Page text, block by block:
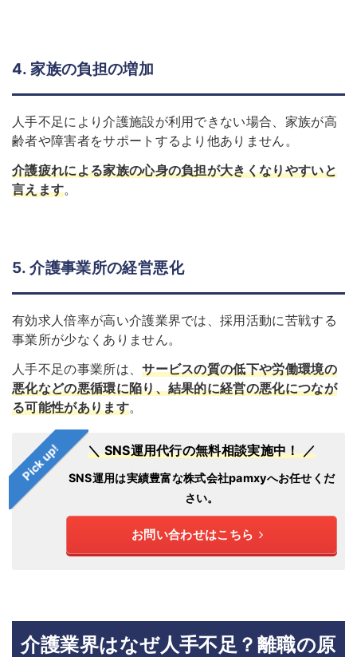
4. 家族の負担の増加
人手不足により介護施設が利用できない場合、家族が高
齢者や障害者をサポートするより他ありません。
介護疲れによる家族の心身の負担が大きくなりやすいと
言えます。
5. 介護事業所の経営悪化
有効求人倍率が高い介護業界では、採用活動に苦戦する
事業所が少なくありません。
人手不足の事業所は、サービスの質の低下や労働環境の
悪化などの悪循環に陥り、結果的に経営の悪化につなが
る可能性があります。
Pick up! ＼ SNS運用代行の無料相談実施中！ ／
SNS運用は実績豊富な株式会社pamxyへお任せくだ
さい。
お問い合わせはこちら
介護業界はなぜ人手不足？離職の原